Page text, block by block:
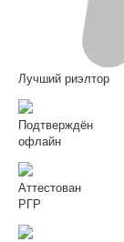
Лучший риэлтор
Подтверждён
офлайн
Аттестован
РГР